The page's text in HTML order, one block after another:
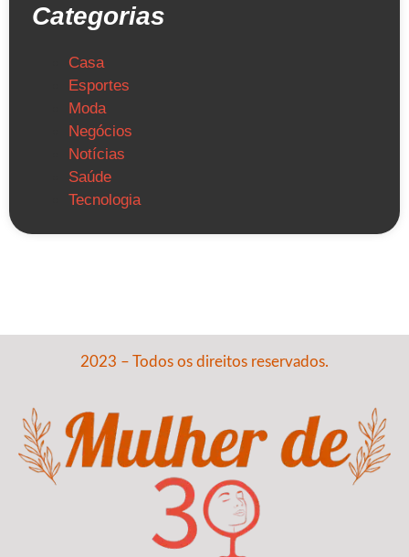
Categorias
Casa
Esportes
Moda
Negócios
Notícias
Saúde
Tecnologia
2023 – Todos os direitos reservados.